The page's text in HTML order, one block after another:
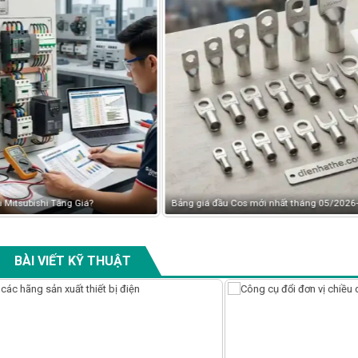
Bảng giá đầu Cos mới nhất tháng 05/2026-Tải Bảng giá Đầu Cos Mới Nhất
BÀI VIẾT KỸ THUẬT